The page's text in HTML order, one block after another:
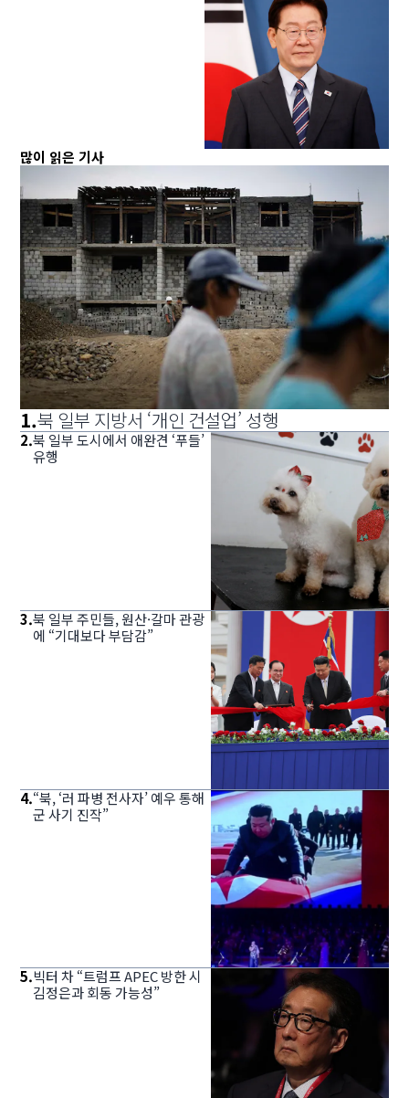
많이 읽은 기사
1.북 일부 지방서 ‘개인 건설업’ 성행
2.북 일부 도시에서 애완견 ‘푸들’
유행
3.북 일부 주민들, 원산·갈마 관광
에 “기대보다 부담감”
4.“북, ‘러 파병 전사자’ 예우 통해
군 사기 진작”
5.빅터 차 “트럼프 APEC 방한 시
김정은과 회동 가능성”